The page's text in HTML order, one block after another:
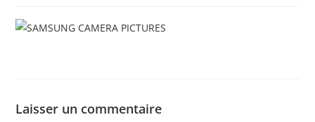
Laisser un commentaire